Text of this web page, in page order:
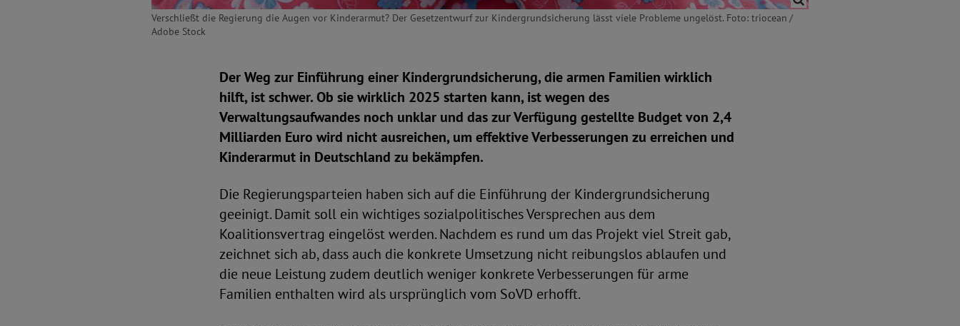
Verschließt die Regierung die Augen vor Kinderarmut? Der Gesetzentwurf zur Kindergrundsicherung lässt viele Probleme ungelöst. Foto: triocean /
Adobe Stock
Der Weg zur Einführung einer Kindergrundsicherung, die armen Familien wirklich
hilft, ist schwer. Ob sie wirklich 2025 starten kann, ist wegen des
Verwaltungsaufwandes noch unklar und das zur Verfügung gestellte Budget von 2,4
Milliarden Euro wird nicht ausreichen, um effektive Verbesserungen zu erreichen und
Kinderarmut in Deutschland zu bekämpfen.
Die Regierungsparteien haben sich auf die Einführung der Kindergrundsicherung
geeinigt. Damit soll ein wichtiges sozialpolitisches Versprechen aus dem
Koalitionsvertrag eingelöst werden. Nachdem es rund um das Projekt viel Streit gab,
zeichnet sich ab, dass auch die konkrete Umsetzung nicht reibungslos ablaufen und
die neue Leistung zudem deutlich weniger konkrete Verbesserungen für arme
Familien enthalten wird als ursprünglich vom SoVD erhofft.